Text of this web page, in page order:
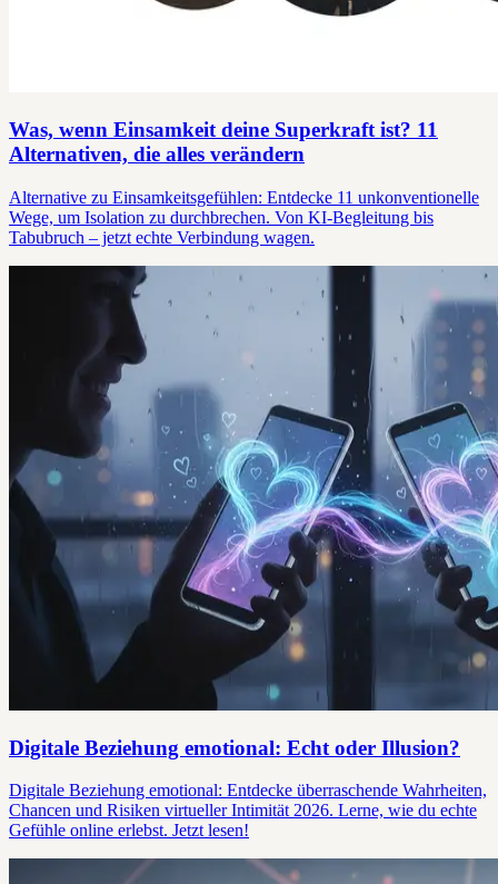
Was, wenn Einsamkeit deine Superkraft ist? 11
Alternativen, die alles verändern
Alternative zu Einsamkeitsgefühlen: Entdecke 11 unkonventionelle
Wege, um Isolation zu durchbrechen. Von KI-Begleitung bis
Tabubruch – jetzt echte Verbindung wagen.
Digitale Beziehung emotional: Echt oder Illusion?
Digitale Beziehung emotional: Entdecke überraschende Wahrheiten,
Chancen und Risiken virtueller Intimität 2026. Lerne, wie du echte
Gefühle online erlebst. Jetzt lesen!